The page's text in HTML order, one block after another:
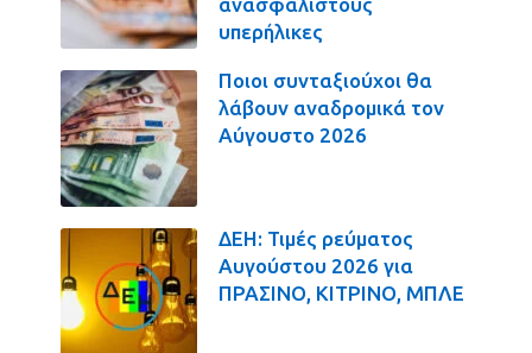
υπερήλικες
Ποιοι συνταξιούχοι θα
λάβουν αναδρομικά τον
Αύγουστο 2026
ΔΕΗ: Τιμές ρεύματος
Αυγούστου 2026 για
ΠΡΑΣΙΝΟ, ΚΙΤΡΙΝΟ, ΜΠΛΕ